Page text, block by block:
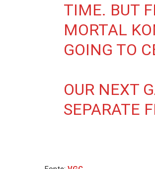
TIME. BUT
MORTAL
GOING TO
OUR NEXT
SEPARATE